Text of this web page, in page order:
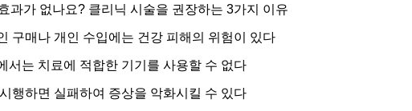
과가 없나요? 클리닉 시술을 권장하는 3가지 이유
구매나 개인 수입에는 건강 피해의 위험이 있다
서는 치료에 적합한 기기를 사용할 수 없다
행하면 실패하여 증상을 악화시킬 수 있다